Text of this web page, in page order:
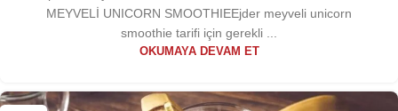
MEYVELİ UNICORN SMOOTHIEEjder meyveli unicorn
smoothie tarifi için gerekli ...
OKUMAYA DEVAM ET